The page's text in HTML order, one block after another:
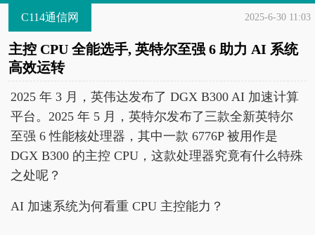
C114通信网 2025-6-30 11:03
主控 CPU 全能选手, 英特尔至强 6 助力 AI 系统
高效运转
2025 年 3 月，英伟达发布了 DGX B300 AI 加速计算
平台。2025 年 5 月，英特尔发布了三款全新英特尔
至强 6 性能核处理器，其中一款 6776P 被用作是
DGX B300 的主控 CPU，这款处理器究竟有什么特殊
之处呢？
AI 加速系统为何看重 CPU 主控能力？